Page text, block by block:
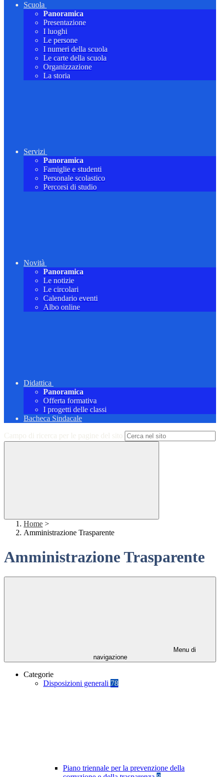
Scuola
Panoramica
Presentazione
I luoghi
Le persone
I numeri della scuola
Le carte della scuola
Organizzazione
La storia
Servizi
Panoramica
Famiglie e studenti
Personale scolastico
Percorsi di studio
Novità
Panoramica
Le notizie
Le circolari
Calendario eventi
Albo online
Didattica
Panoramica
Offerta formativa
I progetti delle classi
Bacheca Sindacale
Campo di ricerca per le pagine del sito
Home >
Amministrazione Trasparente
Amministrazione Trasparente
Menu di
navigazione
Categorie
Disposizioni generali 78
Piano triennale per la prevenzione della